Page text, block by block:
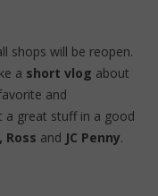
shops will be reopen.
a short vlog about
and
a great stuff in a good
Ross and JC Penny.